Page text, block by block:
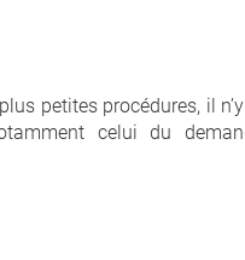
petites procédures, il
celui du